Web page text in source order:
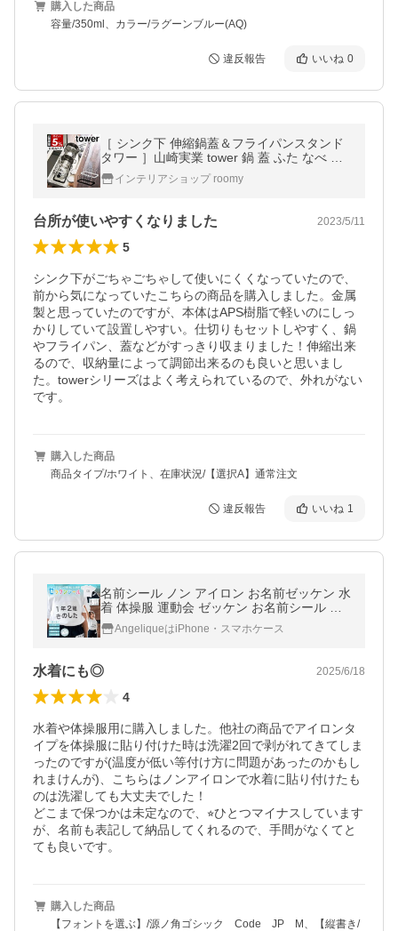
購入した商品
容量/350ml、カラー/ラグーンブルー(AQ)
違反報告 いいね 0
［ シンク下 伸縮鍋蓋＆フライパンスタンド
タワー ］山崎実業 tower 鍋 蓋 ふた なべ 収
納 伸縮 鍋蓋 スタンド yamazaki 公式 ブラッ
ク ホワイト 3840 3841
インテリアショップ roomy
台所が使いやすくなりました 2023/5/11
5
シンク下がごちゃごちゃして使いにくくなっていたので、
前から気になっていたこちらの商品を購入しました。金属
製と思っていたのですが、本体はAPS樹脂で軽いのにしっ
かりしていて設置しやすい。仕切りもセットしやすく、鍋
やフライパン、蓋などがすっきり収まりました！伸縮出来
るので、収納量によって調節出来るのも良いと思いまし
た。towerシリーズはよく考えられているので、外れがない
です。
購入した商品
商品タイプ/ホワイト、在庫状況/【選択A】通常注文
違反報告 いいね 1
名前シール ノン アイロン お名前ゼッケン 水
着 体操服 運動会 ゼッケン お名前シール お
なまえシール ネームシール 防水 耐水 幼稚園
入園準備 敷布団 掛け布団
AngeliqueはiPhone・スマホケース
水着にも◎ 2025/6/18
4
水着や体操服用に購入しました。他社の商品でアイロンタ
イプを体操服に貼り付けた時は洗濯2回で剥がれてきてしま
ったのですが(温度が低い等付け方に問題があったのかもし
れまけんが)、こちらはノンアイロンで水着に貼り付けたも
のは洗濯しても大丈夫でした！
どこまで保つかは未定なので、⭐︎ひとつマイナスしています
が、名前も表記して納品してくれるので、手間がなくてと
ても良いです。
購入した商品
【フォントを選ぶ】/源ノ角ゴシック Code JP M、【縦書き/